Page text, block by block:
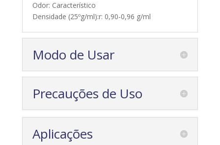
Odor: Característico
Densidade (25ºg/ml):r: 0,90-0,96 g/ml
Modo de Usar
Precauções de Uso
Aplicações